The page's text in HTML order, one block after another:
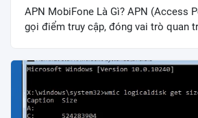
APN MobiFone Là Gì? APN (Access
gọi điểm truy cập, đóng vai trò quan